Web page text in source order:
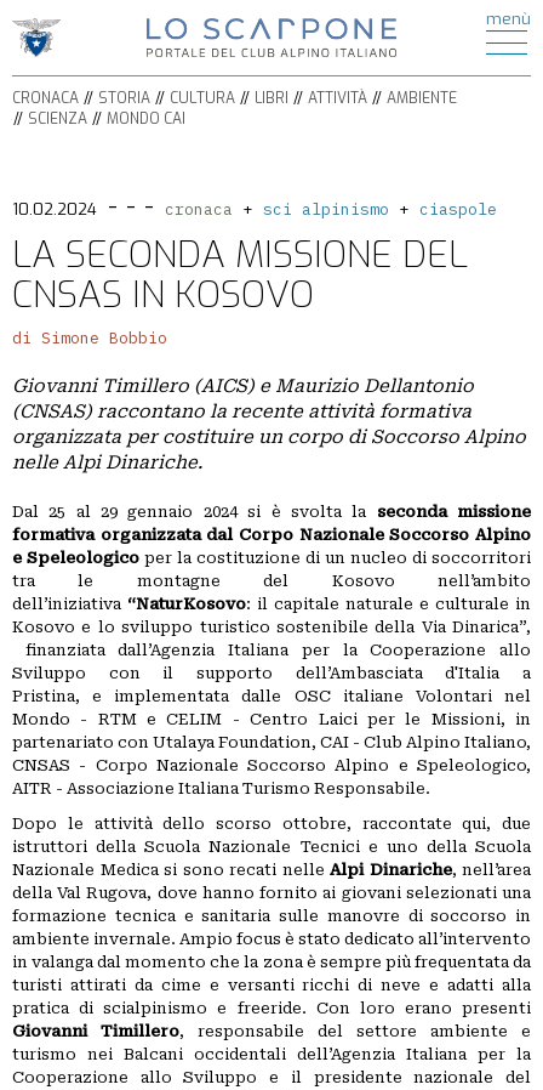
menù
HOME
CRONACA
STORIA
AMBIENTE
SCIENZA
ITINERARI
PODCAST
VIDEO
ATTIVITÀ
ESCURSIONISMO
ALPINISMO
ARRAMPICATA
SPELEOLOGIA
ALPINISMO
CIASPOLE
TORRENTISMO
IL
MONDO
CAI
SEZIONI
GRUPPI
REGIONALI
ORGANI
TECNICI
E
STRUTTURE
OPERATIVE
SEDE
BIBLIOTECA
CINETECA
BACHECA
INSERZIONI
PUBBLICITARIE
PUBBLIREDAZIONALI
CRONACA STORIA CULTURA LIBRI ATTIVITÀ
AMBIENTE
SCIENZA
MONDO CAI
10.02.2024 - - - cronaca sci alpinismo ciaspole
LA SECONDA MISSIONE DEL
CNSAS IN KOSOVO
di Simone Bobbio
Giovanni Timillero (AICS) e Maurizio Dellantonio
(CNSAS) raccontano la recente attività formativa
organizzata per costituire un corpo di Soccorso Alpino
nelle Alpi Dinariche.
Dal 25 al 29 gennaio 2024 si è svolta la seconda missione
formativa organizzata dal Corpo Nazionale Soccorso Alpino
e Speleologico per la costituzione di un nucleo di soccorritori
tra le montagne del Kosovo nell’ambito
dell’iniziativa “NaturKosovo: il capitale naturale e culturale in
Kosovo e lo sviluppo turistico sostenibile della Via Dinarica”,
finanziata dall’Agenzia Italiana per la Cooperazione allo
Sviluppo con il supporto dell’Ambasciata d'Italia a
Pristina, e implementata dalle OSC italiane Volontari nel
Mondo - RTM e CELIM - Centro Laici per le Missioni, in
partenariato con Utalaya Foundation, CAI - Club Alpino Italiano,
CNSAS - Corpo Nazionale Soccorso Alpino e Speleologico,
AITR - Associazione Italiana Turismo Responsabile.
Dopo le attività dello scorso ottobre, raccontate qui, due
istruttori della Scuola Nazionale Tecnici e uno della Scuola
Nazionale Medica si sono recati nelle Alpi Dinariche, nell’area
della Val Rugova, dove hanno fornito ai giovani selezionati una
formazione tecnica e sanitaria sulle manovre di soccorso in
ambiente invernale. Ampio focus è stato dedicato all’intervento
in valanga dal momento che la zona è sempre più frequentata da
turisti attirati da cime e versanti ricchi di neve e adatti alla
pratica di scialpinismo e freeride. Con loro erano presenti
Giovanni Timillero, responsabile del settore ambiente e
turismo nei Balcani occidentali dell’Agenzia Italiana per la
Cooperazione allo Sviluppo e il presidente nazionale del